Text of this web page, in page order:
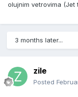
olujnim vetrovima (Jet
3 months later...
zile
Posted